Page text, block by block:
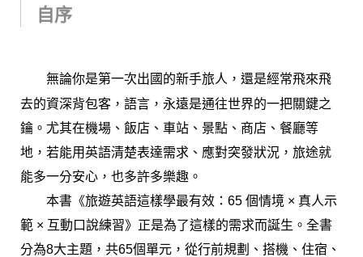
自序
無論你是第一次出國的新手旅人，還是經常飛來飛
去的資深背包客，語言，永遠是通往世界的一把關鍵之
鑰。尤其在機場、飯店、車站、景點、商店、餐廳等
地，若能用英語清楚表達需求、應對突發狀況，旅途就
能多一分安心，也多許多樂趣。
本書《旅遊英語這樣學最有效：65 個情境 × 真人示
範 × 互動口說練習》正是為了這樣的需求而誕生。全書
分為8大主題，共65個單元，從行前規劃、搭機、住宿、